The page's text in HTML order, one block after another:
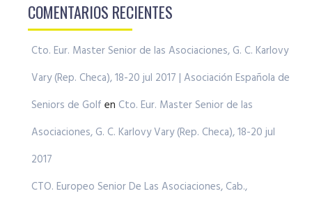
COMENTARIOS RECIENTES
Cto. Eur. Master Senior de las Asociaciones, G. C. Karlovy
Vary (Rep. Checa), 18-20 jul 2017 | Asociación Española de
Seniors de Golf en Cto. Eur. Master Senior de las
Asociaciones, G. C. Karlovy Vary (Rep. Checa), 18-20 jul
2017
CTO. Europeo Senior De Las Asociaciones, Cab.,